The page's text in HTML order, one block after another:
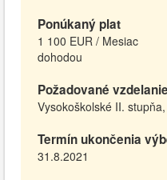
Ponúkaný plat
1 100 EUR / Mesiac
dohodou
Požadované vzdelanie
Vysokoškolské II.
Termín ukončenia
31.8.2021